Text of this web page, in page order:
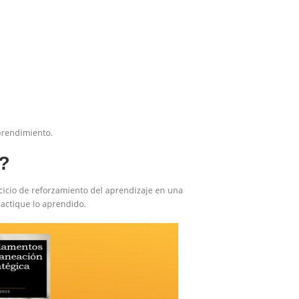
de reforzamiento del aprendizaje en una
lo aprendido.